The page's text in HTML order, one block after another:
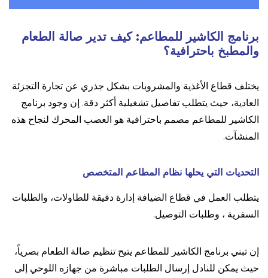
برنامج الكاشير للمطاعم: كيف تدير صالة الطعام
والمطبخ باحترافية؟
يختلف قطاع الأغذية والمشروبات بشكل جذري عن تجارة التجزئة
العادية، حيث يتطلب تفاصيل تشغيلية أكثر دقة. إن وجود برنامج
الكاشير للمطاعم مصمم باحترافية هو العصب المحرك لنجاح هذه
المنشآت.
التحديات التي يحلها نظام المطاعم المتخصص
يتطلب العمل في قطاع الضيافة إدارة دقيقة للطاولات، والطلبات
السفرية ، وطلبات التوصيل.
إن تبني برنامج الكاشير للمطاعم يتيح تنظيم صالة الطعام بصرياً،
حيث يمكن للنادل إرسال الطلبات مباشرة من جهازه اللوحي إلى